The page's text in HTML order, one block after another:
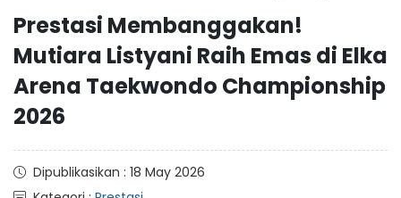
Prestasi Membanggakan!
Mutiara Listyani Raih Emas di Elka
Arena Taekwondo Championship
2026
Dipublikasikan : 18 May 2026